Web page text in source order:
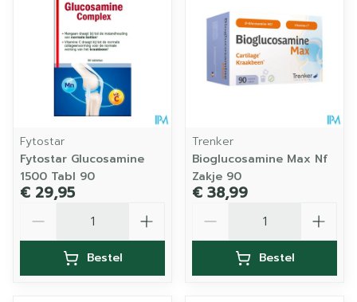
Fytostar
Fytostar Glucosamine
1500 Tabl 90
€ 29,95
Bestel
Trenker
Bioglucosamine Max Nf
Zakje 90
€ 38,99
Bestel